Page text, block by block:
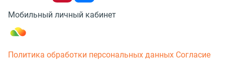
Мобильный личный кабинет
Политика обработки персональных данных Согласие